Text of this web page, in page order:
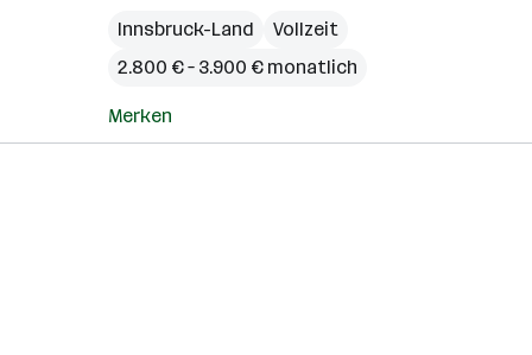
Innsbruck-Land
Vollzeit
2.800 € – 3.900 € monatlich
Merken